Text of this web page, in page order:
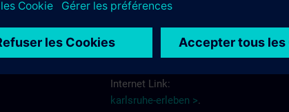
Schlosshotel >
Weitere Informationen über Hotels und
Internet Link:
karlsruhe-erleben >.